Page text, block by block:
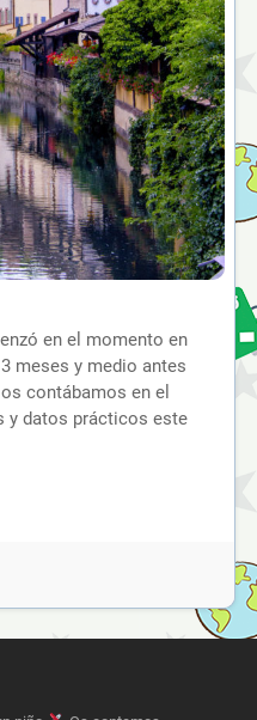
en el momento en
meses y medio antes
contábamos en el
y datos prácticos este